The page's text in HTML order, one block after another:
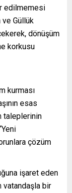
edilmemesi
Güllük
dönüşüm
korkusu
kurması
esas
taleplerinin
çözüm
işaret eden
vatandaşla bir